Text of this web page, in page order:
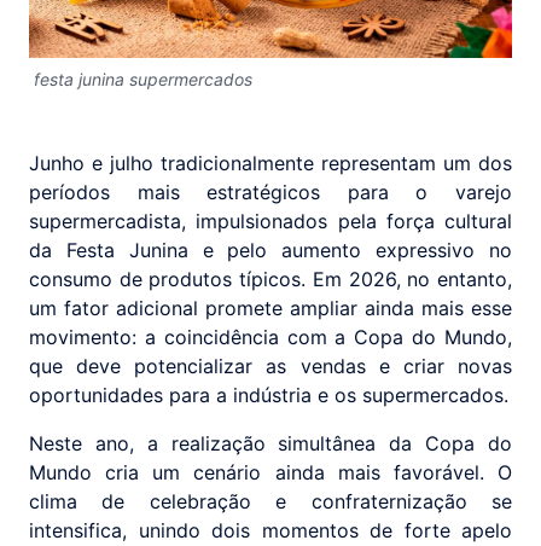
festa junina supermercados
Junho e julho tradicionalmente representam um dos
períodos mais estratégicos para o varejo
supermercadista, impulsionados pela força cultural
da Festa Junina e pelo aumento expressivo no
consumo de produtos típicos. Em 2026, no entanto,
um fator adicional promete ampliar ainda mais esse
movimento: a coincidência com a Copa do Mundo,
que deve potencializar as vendas e criar novas
oportunidades para a indústria e os supermercados.
Neste ano, a realização simultânea da Copa do
Mundo cria um cenário ainda mais favorável. O
clima de celebração e confraternização se
intensifica, unindo dois momentos de forte apelo